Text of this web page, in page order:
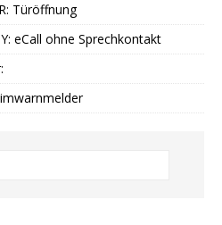
Türöffnung
eCall ohne Sprechkontakt